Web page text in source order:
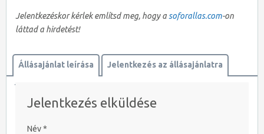
Jelentkezéskor kérlek említsd meg, hogy a soforallas.com-on
láttad a hirdetést!
Állásajánlat leírása Jelentkezés az állásajánlatra
Térkép megtekintése
JELENTKEZEM AZONNAL
Jelentkezés elküldése
Név*